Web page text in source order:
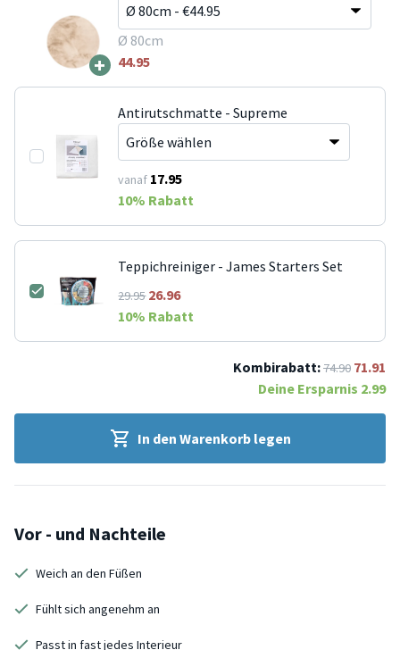
+
Ø 80cm
44.95
Antirutschmatte - Supreme
vanaf 17.95
10% Rabatt
Teppichreiniger - James Starters Set
29.9526.96
10% Rabatt
Kombirabatt:74.90 71.91
Deine Ersparnis 2.99
In den Warenkorb legen
Vor - und Nachteile
Weich an den Füßen
Fühlt sich angenehm an
Passt in fast jedes Interieur